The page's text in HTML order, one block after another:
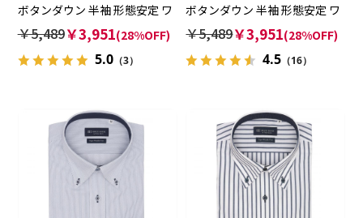
ボタンダウン 半袖 形態安定 ワ
イシャツ
￥5,489￥3,951(28%OFF)
5.0（3）
ボタンダウン 半袖 形態安定 ワ
イシャツ
￥5,489￥3,951(28%OFF)
4.5 （16）